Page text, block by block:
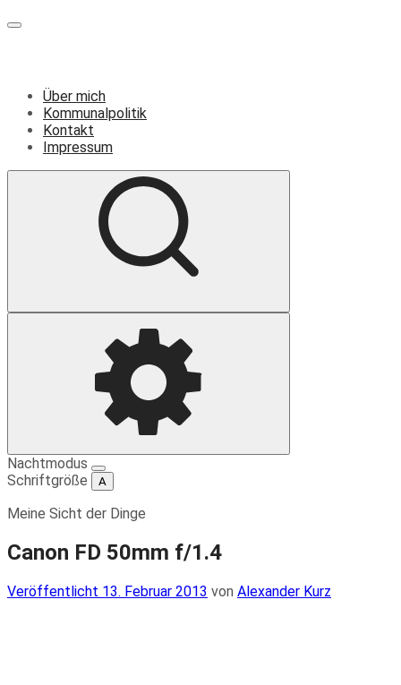
Menü
Über mich
Kommunalpolitik
Kontakt
Impressum
Suche
Einstellungen
Nachtmodus
Schriftgröße
A
Meine Sicht der Dinge
Canon FD 50mm f/1.4
Veröffentlicht
Veröffentlicht 13. Februar 2013 von Alexander Kurz